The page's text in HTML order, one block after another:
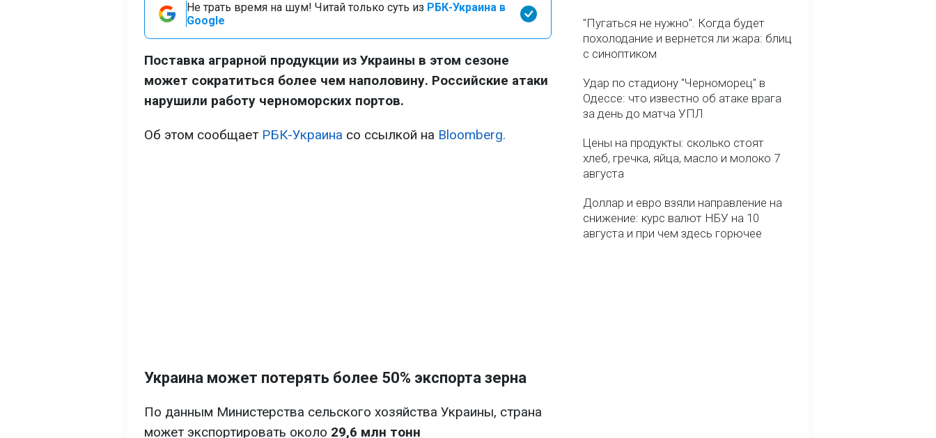
Не трать время на шум! Читай только суть из РБК-Украина в
Google
Поставка аграрной продукции из Украины в этом сезоне
может сократиться более чем наполовину. Российские атаки
нарушили работу черноморских портов.
Об этом сообщает РБК-Украина со ссылкой на Bloomberg.
Украина может потерять более 50% экспорта зерна
По данным Министерства сельского хозяйства Украины, страна
может экспортировать около 29,6 млн тонн
"Пугаться не нужно". Когда будет
похолодание и вернется ли жара: блиц
с синоптиком
Удар по стадиону "Черноморец" в
Одессе: что известно об атаке врага
за день до матча УПЛ
Цены на продукты: сколько стоят
хлеб, гречка, яйца, масло и молоко 7
августа
Доллар и евро взяли направление на
снижение: курс валют НБУ на 10
августа и при чем здесь горючее